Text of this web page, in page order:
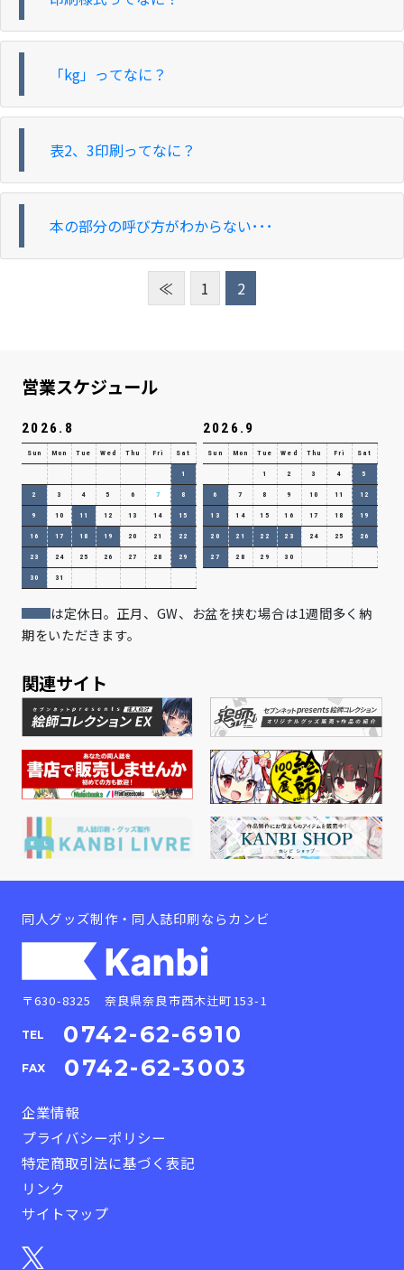
「kg」ってなに？
表2、3印刷ってなに？
本の部分の呼び方がわからない･･･
≪ 1 2
営業スケジュール
2026.8
Sun Mon Tue Wed Thu Fri Sat
1
2 3 4 5 6 7 8
9 10 11 12 13 14 15
16 17 18 19 20 21 22
23 24 25 26 27 28 29
30 31
2026.9
Sun Mon Tue Wed Thu Fri Sat
1 2 3 4 5
6 7 8 9 10 11 12
13 14 15 16 17 18 19
20 21 22 23 24 25 26
27 28 29 30
は定休日。正月、GW、お盆を挟む場合は1週間多く納
期をいただきます。
関連サイト
同人グッズ制作・同人誌印刷ならカンビ
〒630-8325 奈良県奈良市西木辻町153-1
TEL 0742-62-6910
FAX 0742-62-3003
企業情報
プライバシーポリシー
特定商取引法に基づく表記
リンク
サイトマップ